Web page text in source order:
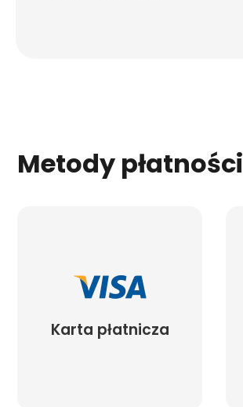
Metody płatności
Karta płatnicza